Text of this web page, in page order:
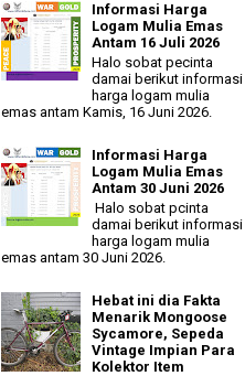
Informasi Harga
Logam Mulia Emas
Antam 16 Juli 2026
Halo sobat pecinta
damai berikut informasi
harga logam mulia
emas antam Kamis, 16 Juni 2026.
Informasi Harga
Logam Mulia Emas
Antam 30 Juni 2026
Halo sobat pcinta
damai berikut informasi
harga logam mulia
emas antam 30 Juni 2026.
Hebat ini dia Fakta
Menarik Mongoose
Sycamore, Sepeda
Vintage Impian Para
Kolektor Item